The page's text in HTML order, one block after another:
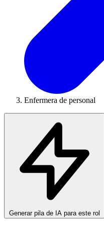
Enfermera de personal
Generar pila de IA para este rol